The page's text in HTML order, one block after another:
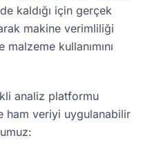
kaldığı için gerçek
makine verimliliği
kullanımını
analiz platformu
ham veriyi uygulanabilir